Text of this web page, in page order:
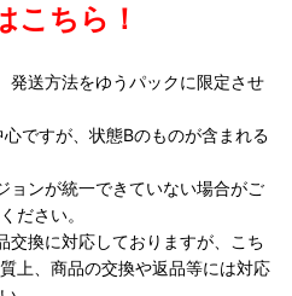
こちら！
発送方法をゆうパックに限定させ
ですが、状態Bのものが含まれる
ョンが統一できていない場合がご
ださい。
交換に対応しておりますが、こち
上、商品の交換や返品等には対応